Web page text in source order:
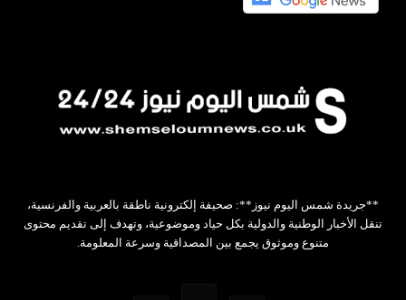
**جريدة شمس اليوم نيوز**: صحيفة إلكترونية ناطقة بالعربية والفرنسية،
تنقل الأخبار الوطنية والدولية بكل حياد وموضوعية، وتهدف إلى تقديم محتوى
متنوع وموثوق يجمع بين المصداقية وسرعة المعلومة.